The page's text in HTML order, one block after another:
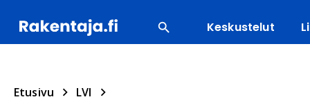
Keskustelut
Etusivu LVI